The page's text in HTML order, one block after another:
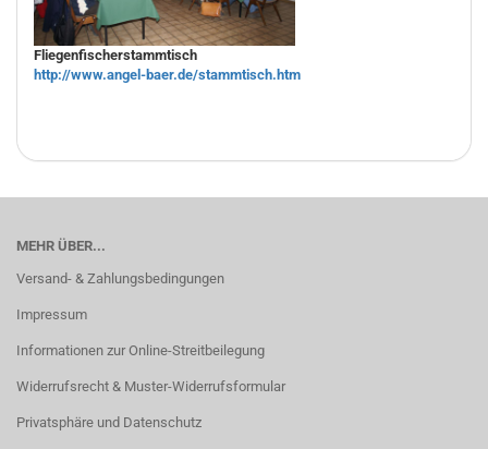
Fliegenfischerstammtisch
http://www.angel-baer.de/stammtisch.htm
MEHR ÜBER...
Versand- & Zahlungsbedingungen
Impressum
Informationen zur Online-Streitbeilegung
Widerrufsrecht & Muster-Widerrufsformular
Privatsphäre und Datenschutz